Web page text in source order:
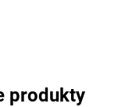
produkty